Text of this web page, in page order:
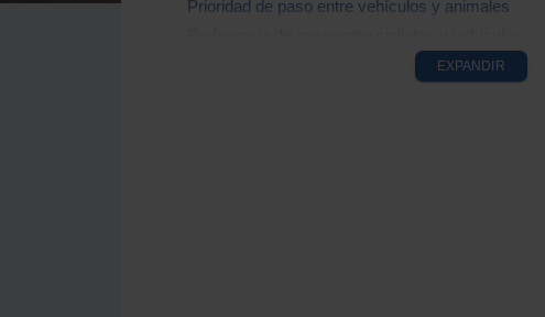
Prioridad de paso entre vehículos y animales
EXPANDIR